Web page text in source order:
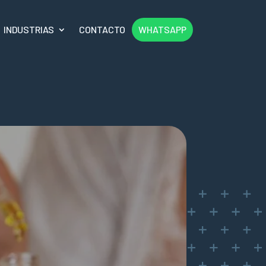
INDUSTRIAS CONTACTO WHATSAPP